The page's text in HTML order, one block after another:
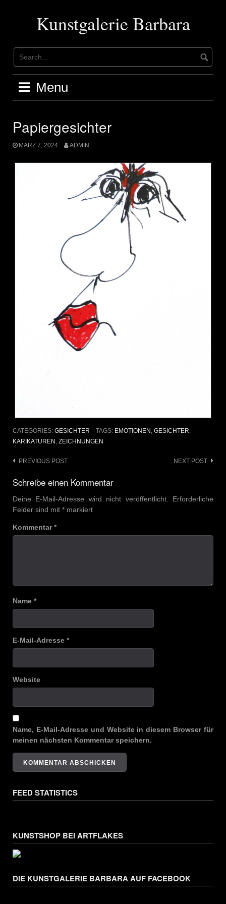
Kunstgalerie Barbara
Menu
Papiergesichter
MÄRZ 7, 2024 ADMIN
CATEGORIES: GESICHTER TAGS: EMOTIONEN , GESICHTER,
KARIKATUREN , ZEICHNUNGEN
Post
navigation
PREVIOUS POST NEXT POST
Schreibe einen Kommentar
Deine E-Mail-Adresse wird nicht veröffentlicht.
Erforderliche
Felder sind mit * markiert
Kommentar*
Name *
E-Mail-Adresse *
Website
Name, E-Mail-Adresse und Website in diesem Browser für
meinen nächsten Kommentar speichern.
FEED STATISTICS
KUNSTSHOP BEI ARTFLAKES
DIE KUNSTGALERIE BARBARA AUF FACEBOOK